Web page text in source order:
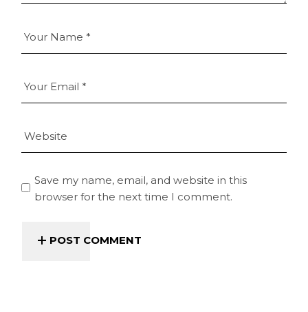
Save my name, email, and website in this
browser for the next time I comment.
POST COMMENT